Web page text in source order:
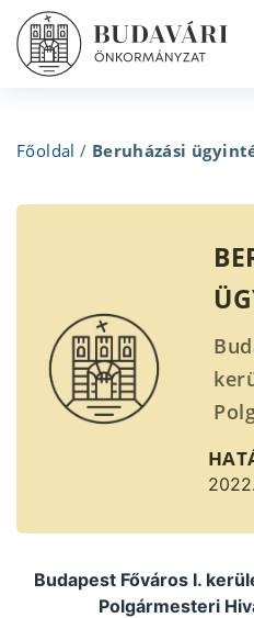
Főoldal / Beruházási
Budapest Főváros I.
Polgármesteri